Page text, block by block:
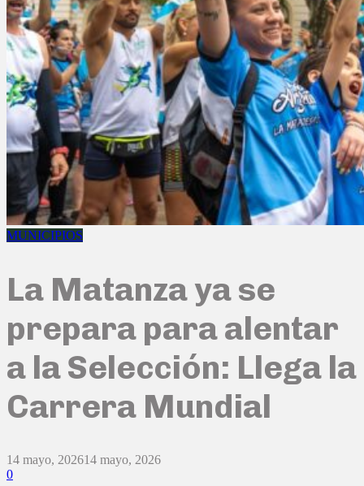
MUNICIPIOS
La Matanza ya se
prepara para alentar
a la Selección: Llega la
Carrera Mundial
14 mayo, 202614 mayo, 2026
0